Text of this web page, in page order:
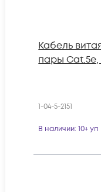
Кабель
пары Cat.5e,
1-04-5-2151
В наличии: 10+ уп